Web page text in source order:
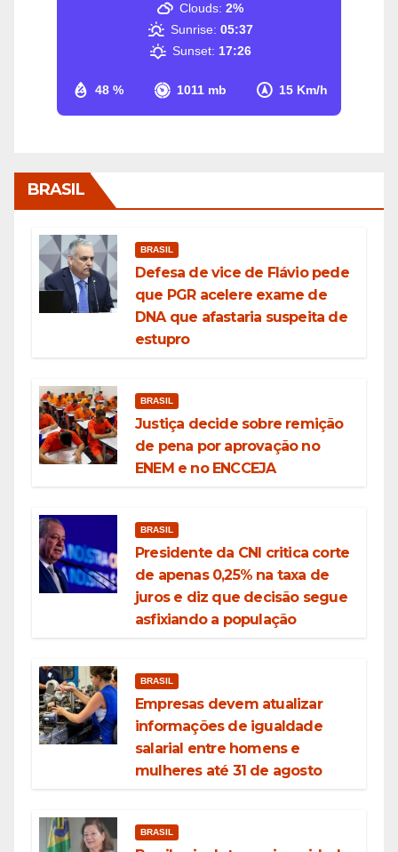
48 % 1011 mb 15 Km/h
Clouds: 2%
Sunrise: 05:37
Sunset: 17:26
BRASIL
BRASIL
Defesa de vice de Flávio pede
que PGR acelere exame de
DNA que afastaria suspeita de
estupro
BRASIL
Justiça decide sobre remição
de pena por aprovação no
ENEM e no ENCCEJA
BRASIL
Presidente da CNI critica corte
de apenas 0,25% na taxa de
juros e diz que decisão segue
asfixiando a população
BRASIL
Empresas devem atualizar
informações de igualdade
salarial entre homens e
mulheres até 31 de agosto
BRASIL